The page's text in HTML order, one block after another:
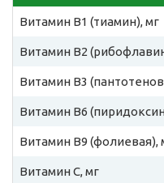
Витамин B1 (тиамин), мг
Витамин B2
Витамин B3
Витамин B6
Витамин B9 (фолиевая),
Витамин C, мг